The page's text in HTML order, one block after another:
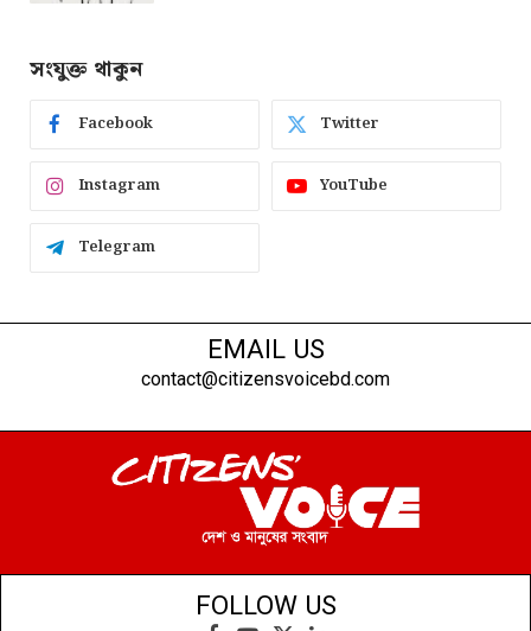
সংযুক্ত থাকুন
Facebook Twitter
Instagram YouTube
Telegram
EMAIL US
contact@citizensvoicebd.com
FOLLOW US